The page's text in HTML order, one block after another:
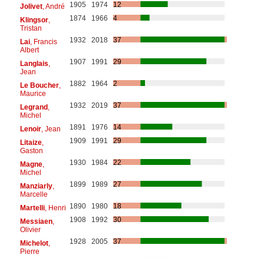
Jolivet, André 1905 1974
12
Klingsor,
Tristan
1874 1966 4
Lai, Francis
Albert
1932 2018 37
Langlais
Jean
1907 1991 29
Le Boucher,
Maurice
1882 1964 2
Legrand,
Michel
1932 2019 37
Lenoir, Jean 1891 1976
14
Litaize,
Gaston
1909 1991 29
Magne,
Michel
1930 1984 22
Manziarly,
Marcelle
1899 1989 27
Martelli, Henri 1890 1980
18
Messiaen,
Olivier
1908 1992 30
Michelot,
Pierre
1928 2005 37